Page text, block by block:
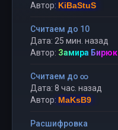
Автор: KiBaStuS
Считаем до 10
Дата: 25 мин. назад
Автор: Замира Бирюк
Считаем до ∞
Дата: 8 час. назад
Автор: MaKsB9
Расшифровка